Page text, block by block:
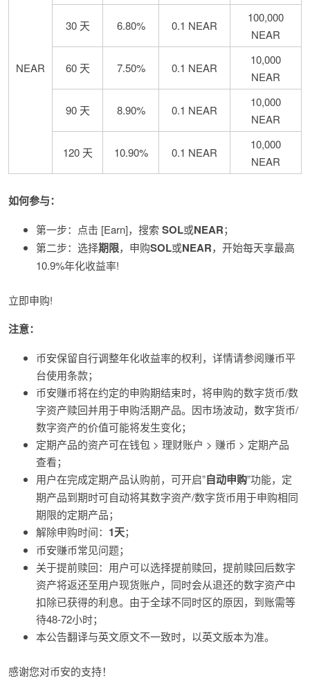
NEAR
30 天 6.80% 0.1 NEAR
100,000
NEAR
60 天 7.50% 0.1 NEAR
10,000
NEAR
90 天 8.90% 0.1 NEAR
10,000
NEAR
120 天 10.90% 0.1 NEAR
10,000
NEAR
如何参与：
第一步：点击 [Earn]，搜索 SOL或NEAR；
第二步：选择期限，申购SOL或NEAR，开始每天享最高
10.9%年化收益率!
立即申购!
注意：
币安保留自行调整年化收益率的权利，详情请参阅赚币平
台使用条款；
币安赚币将在约定的申购期结束时，将申购的数字货币/数
字资产赎回并用于申购活期产品。因市场波动，数字货币/
数字资产的价值可能将发生变化；
定期产品的资产可在钱包 > 理财账户 > 赚币 > 定期产品
查看；
用户在完成定期产品认购前，可开启”自动申购”功能，定
期产品到期时可自动将其数字资产/数字货币用于申购相同
期限的定期产品；
解除申购时间： 1天；
币安赚币常见问题；
关于提前赎回：用户可以选择提前赎回，提前赎回后数字
资产将返还至用户现货账户，同时会从退还的数字资产中
扣除已获得的利息。由于全球不同时区的原因，到账需等
待48-72小时；
本公告翻译与英文原文不一致时，以英文版本为准。
感谢您对币安的支持！